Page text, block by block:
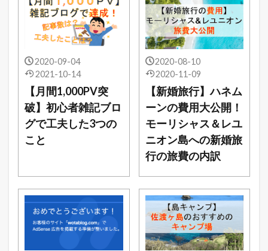
2020-09-04
2021-10-14
【月間1,000PV突
破】初心者雑記ブロ
グで工夫した3つの
こと
2020-08-10
2020-11-09
【新婚旅行】ハネム
ーンの費用大公開！
モーリシャス＆レユ
ニオン島への新婚旅
行の旅費の内訳